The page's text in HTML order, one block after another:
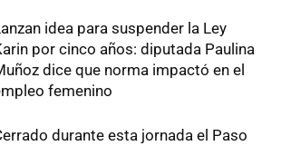
idea para suspender la Ley
por cinco años: diputada Paulina
dice que norma impactó en el
femenino
durante esta jornada el Paso